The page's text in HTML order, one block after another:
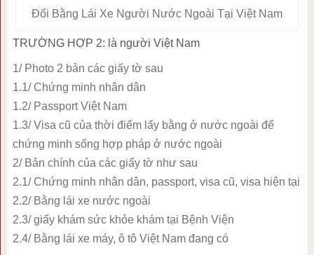
Đổi Bằng Lái Xe Người Nước Ngoài Tại Việt Nam
TRƯỜNG HỢP 2: là người Việt Nam
1/ Photo 2 bản các giấy tờ sau
1.1/ Chứng minh nhân dân
1.2/ Passport Việt Nam
1.3/ Visa cũ của thời điểm lấy bằng ở nước ngoài để
chứng minh sống hợp pháp ở nước ngoài
2/ Bản chính của các giấy tờ như sau
2.1/ Chứng minh nhân dân, passport, visa cũ, visa hiện tại
2.2/ Bằng lái xe nước ngoài
2.3/ giấy khám sức khỏe khám tại Bệnh Viện
2.4/ Bằng lái xe máy, ô tô Việt Nam đang có